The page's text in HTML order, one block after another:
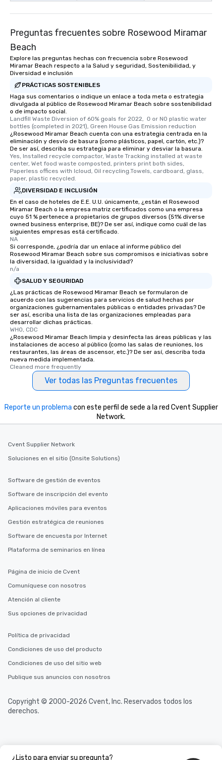
Preguntas frecuentes sobre Rosewood Miramar
Beach
Explore las preguntas hechas con frecuencia sobre Rosewood
Miramar Beach respecto a la Salud y seguridad, Sostenibilidad, y
Diversidad e inclusión
PRÁCTICAS SOSTENIBLES
Haga sus comentarios o indique un enlace a toda meta o estrategia
divulgada al público de Rosewood Miramar Beach sobre sostenibilidad
o de impacto social.
Landfill Waste Diversion of 60% goals for 2022,  0 or NO plastic water
bottles (completed in 2021), Green House Gas Emission reduction
¿Rosewood Miramar Beach cuenta con una estrategia centrada en la
eliminación y desvío de basura (como plásticos, papel, cartón, etc.)?
De ser así, describa su estrategia para eliminar y desviar la basura.
Yes, Installed recycle compactor, Waste Tracking installed at waste
center, Wet food waste composted, printers print both sides,
Paperless offices with Icloud, Oil recycling.Towels, cardboard, glass,
paper, plastic recycled.
DIVERSIDAD E INCLUSIÓN
En el caso de hoteles de E.E. U.U. únicamente, ¿están el Rosewood
Miramar Beach o la empresa matriz certificados como una empresa
cuyo 51 % pertenece a propietarios de grupos diversos (51% diverse
owned business enterprise, BE)? De ser así, indique como cuál de las
siguientes empresas está certificado.
NA
Si corresponde, ¿podría dar un enlace al informe público del
Rosewood Miramar Beach sobre sus compromisos e iniciativas sobre
la diversidad, la igualdad y la inclusividad?
n/a
SALUD Y SEGURIDAD
¿Las prácticas de Rosewood Miramar Beach se formularon de
acuerdo con las sugerencias para servicios de salud hechas por
organizaciones gubernamentales públicas o entidades privadas? De
ser así, escriba una lista de las organizaciones empleadas para
desarrollar dichas prácticas.
WHO, CDC
¿Rosewood Miramar Beach limpia y desinfecta las áreas públicas y las
instalaciones de acceso al público (como las salas de reuniones, los
restaurantes, las áreas de ascensor, etc.)? De ser así, describa toda
nueva medida implementada.
Cleaned more frequently
Ver todas las Preguntas frecuentes
¿Listo para enviar su pregunta?
Reporte un problema con este perfil de sede a la red Cvent Supplier
Network.
Cvent Supplier Network
Soluciones en el sitio (Onsite Solutions)
Software de gestión de eventos
Software de inscripción del evento
Aplicaciones móviles para eventos
Gestión estratégica de reuniones
Software de encuesta por Internet
Plataforma de seminarios en línea
Página de inicio de Cvent
Comuníquese con nosotros
Atención al cliente
Sus opciones de privacidad
Política de privacidad
Condiciones de uso del producto
Condiciones de uso del sitio web
Publique sus anuncios con nosotros
Copyright © 2000-2026 Cvent, Inc. Reservados todos los
derechos.